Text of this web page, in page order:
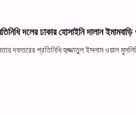
দলের ঢাকার হোসাইনি দালান
দফতরের প্রতিনিধি হুজ্জাতুল ইসলাম ওয়াল